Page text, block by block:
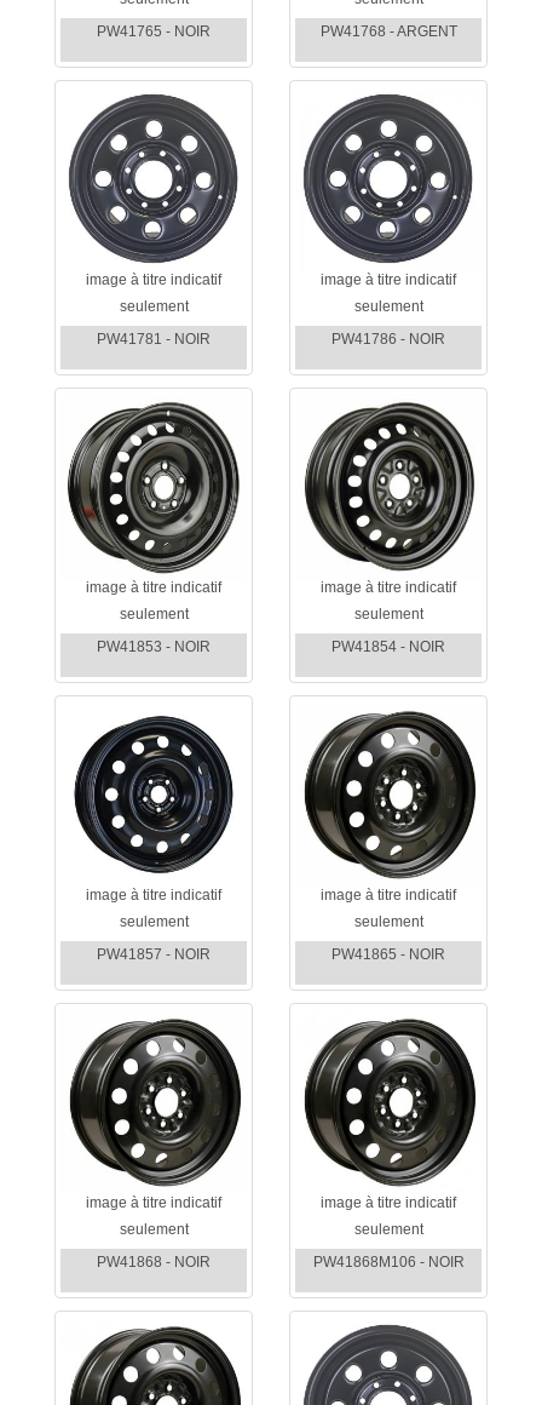
PW41765 - NOIR
PW41768 - ARGENT
image à titre indicatif
seulement
PW41781 - NOIR
image à titre indicatif
seulement
PW41786 - NOIR
image à titre indicatif
seulement
PW41853 - NOIR
image à titre indicatif
seulement
PW41854 - NOIR
image à titre indicatif
seulement
PW41857 - NOIR
image à titre indicatif
seulement
PW41865 - NOIR
image à titre indicatif
seulement
PW41868 - NOIR
image à titre indicatif
seulement
PW41868M106 - NOIR